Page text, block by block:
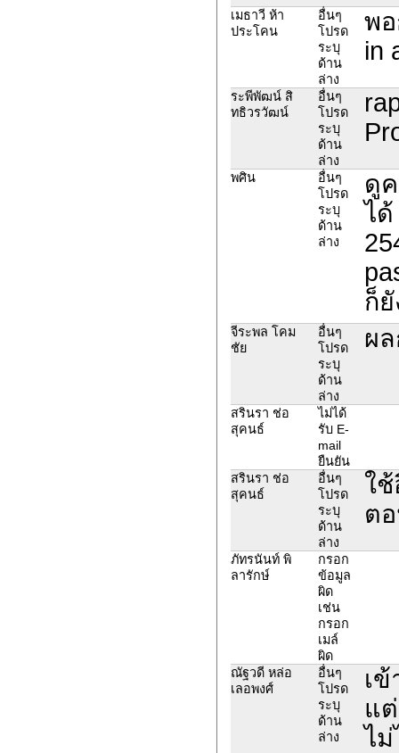
เมธาวี ห้า
ประโคน
อื่นๆ
โปรด
ระบุ
ด้าน
ล่าง
พ
in
ระพีพัฒน์ สิ
ทธิวรวัฒน์
อื่นๆ
โปรด
ระบุ
ด้าน
ล่าง
พศิน
อื่นๆ
โปรด
ระบุ
ด้าน
ล่าง
ดู
ได้
ก็
จีระพล โคม
ชัย
อื่นๆ
โปรด
ระบุ
ด้าน
ล่าง
ผ
สรินรา ช่อ
สุคนธ์
ไม่ได้
รับ E-
mail
ยืนยัน
สรินรา ช่อ
สุคนธ์
อื่นๆ
โปรด
ระบุ
ด้าน
ล่าง
ใ
ต
ภัทรนันท์ พิ
ลารักษ์
กรอก
ข้อมูล
ผิด
เช่น
กรอก
เมล์
ผิด
ณัฐวดี หล่อ
เลอพงศ์
อื่นๆ
โปรด
ระบุ
ด้าน
ล่าง
เ
แ
ไ